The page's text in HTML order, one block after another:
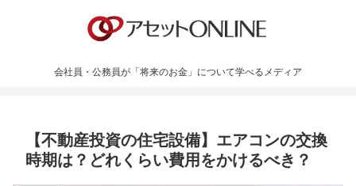
会社員・公務員が「将来のお金」について学べるメディア
【不動産投資の住宅設備】エアコンの交換
時期は？どれくらい費用をかけるべき？